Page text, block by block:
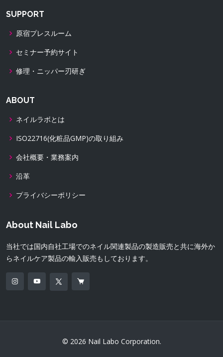
SUPPORT
原宿プレスルーム
セミナー予約サイト
修理・ニッパー刃研ぎ
ABOUT
ネイルラボとは
ISO22716(化粧品GMP)の取り組み
会社概要・業務案内
沿革
プライバシーポリシー
About Nail Labo
当社では国内自社工場でのネイル関連製品の製造販売と共に海外か
らネイルケア製品の輸入販売もしております。
© 2026 Nail Labo Corporation.